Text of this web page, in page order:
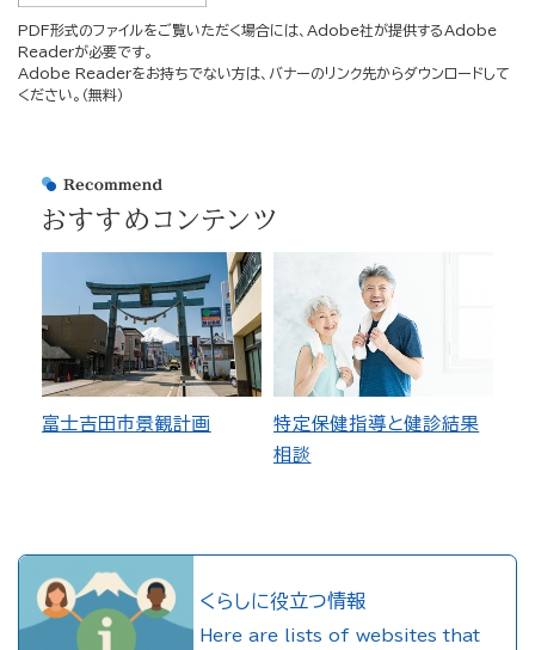
PDF形式のファイルをご覧いただく場合には、Adobe社が提供するAdobe
Readerが必要です。
Adobe Readerをお持ちでない方は、バナーのリンク先からダウンロードして
ください。（無料）
おすすめコンテンツ
富士吉田市景観計画
特定保健指導と健診結果
相談
くらしに役立つ情報
Here are lists of websites that